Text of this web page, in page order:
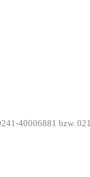
40006881 bzw.